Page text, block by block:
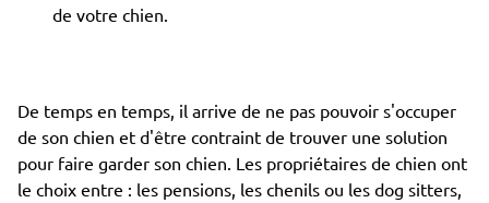
de votre chien.
De temps en temps, il arrive de ne pas pouvoir s'occuper
de son chien et d'être contraint de trouver une solution
pour faire garder son chien. Les propriétaires de chien ont
le choix entre : les pensions, les chenils ou les dog sitters,